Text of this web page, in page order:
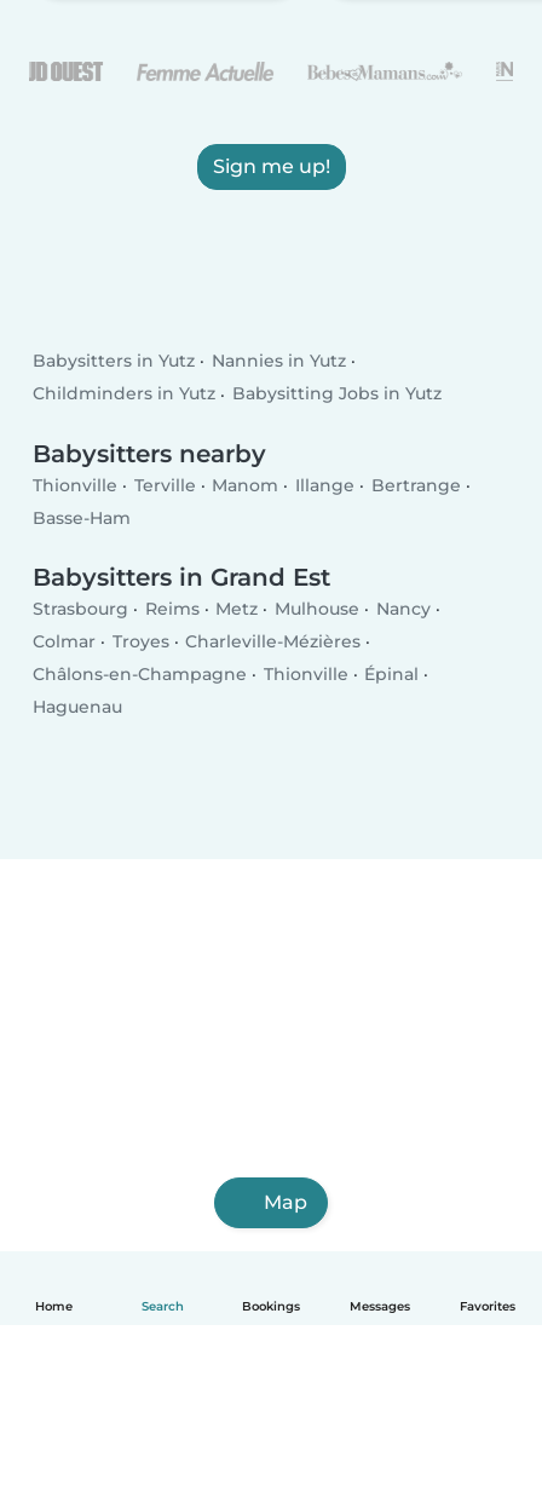
Home Search Bookings Messages Favorites
Sign me up!
Babysitters in Yutz
Nannies in Yutz
Childminders in Yutz
Babysitting Jobs in Yutz
Babysitters nearby
Thionville Terville Manom Illange
Bertrange
Basse-Ham
Babysitters in Grand Est
Strasbourg Reims Metz Mulhouse
Nancy
Colmar
Troyes
Charleville-Mézières
Châlons-en-Champagne
Thionville
Épinal
Haguenau
Map